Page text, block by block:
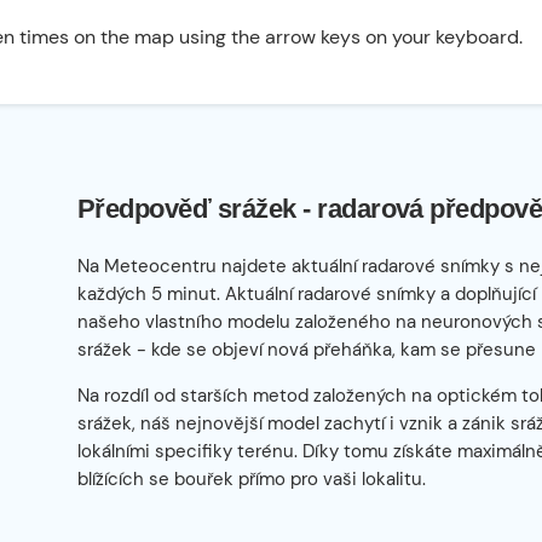
times on the map using the arrow keys on your keyboard.
Předpověď srážek - radarová
Na Meteocentru najdete aktuální radarové snímky s
každých 5 minut. Aktuální radarové snímky a
našeho vlastního modelu založeného na
srážek - kde se objeví nová přeháňka, kam se
Na rozdíl od starších metod založených na optickém
srážek, náš nejnovější model zachytí i vznik a zánik
lokálními specifiky terénu. Díky tomu získáte
blížících se bouřek přímo pro vaši lokalitu.